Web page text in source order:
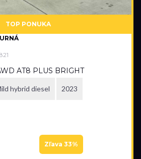
TOP PONUKA
AT8 PLUS BRIGHT
hybrid diesel 2023
Zľava 33%